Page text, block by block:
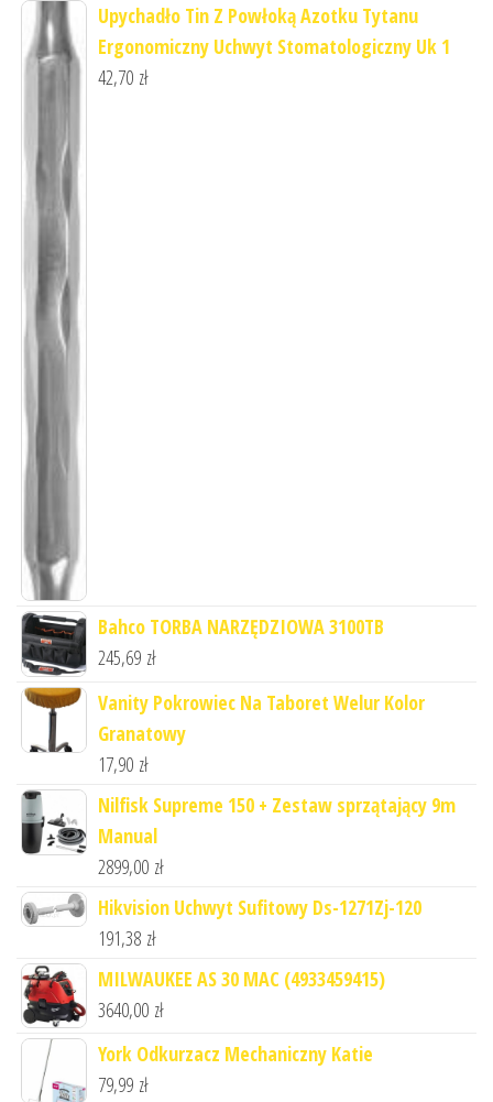
Upychadło Tin Z Powłoką Azotku Tytanu
Ergonomiczny Uchwyt Stomatologiczny Uk 1
42,70 zł
Bahco TORBA NARZĘDZIOWA 3100TB
245,69 zł
Vanity Pokrowiec Na Taboret Welur Kolor
Granatowy
17,90 zł
Nilfisk Supreme 150 + Zestaw sprzątający 9m
Manual
2899,00 zł
Hikvision Uchwyt Sufitowy Ds-1271Zj-120
191,38 zł
MILWAUKEE AS 30 MAC (4933459415)
3640,00 zł
York Odkurzacz Mechaniczny Katie
79,99 zł